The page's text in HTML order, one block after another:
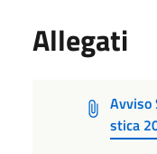
Allegati
Avviso
stica